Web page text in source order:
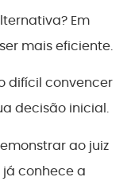
Em
mais eficiente.
difícil convencer
decisão inicial.
ao juiz
já conhece a